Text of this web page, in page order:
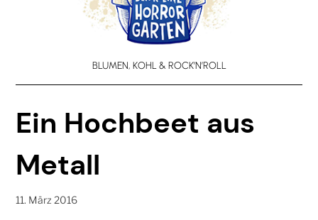
BLUMEN, KOHL & ROCK’N’ROLL
Ein Hochbeet aus
Metall
11. März 2016